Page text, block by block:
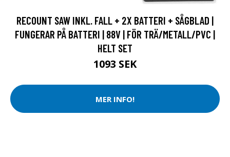
RECOUNT SAW INKL. FALL + 2X BATTERI + SÅGBLAD |
FUNGERAR PÅ BATTERI | 88V | FÖR TRÄ/METALL/PVC |
HELT SET
1093 SEK
MER INFO!